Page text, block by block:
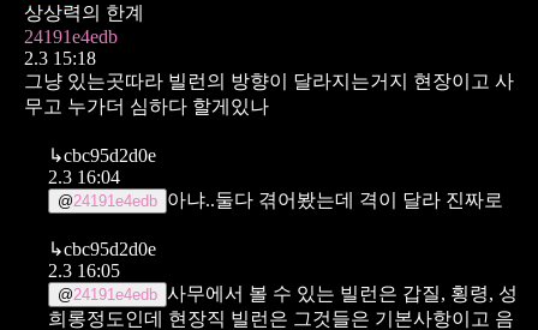
상상력의 한계
24191e4edb
2.3 15:18
그냥 있는곳따라 빌런의 방향이 달라지는거지 현장이고 사
무고 누가더 심하다 할게있나
↳cbc95d2d0e
2.3 16:04
@24191e4edb 아냐..둘다 겪어봤는데 격이 달라 진짜로
↳cbc95d2d0e
2.3 16:05
@24191e4edb 사무에서 볼 수 있는 빌런은 갑질, 횡령, 성
희롱정도인데 현장직 빌런은 그것들은 기본사항이고 음